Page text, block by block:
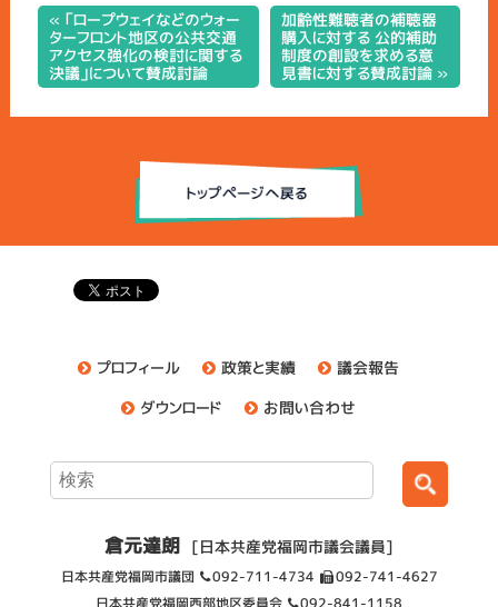
« 「ロープウェイなどのウォー
ターフロント地区の公共交通
アクセス強化の検討に関する
決議」について賛成討論
加齢性難聴者の補聴器
購入に対する 公的補助
制度の創設を求める意
見書に対する賛成討論 »
プロフィール 政策と実績
議会報告
ダウンロード
お問い合わせ
倉元達朗 [日本共産党福岡市議会議員]
日本共産党福岡市議団 092-711-4734
092-741-4627
日本共産党福岡西部地区委員会
092-841-1158